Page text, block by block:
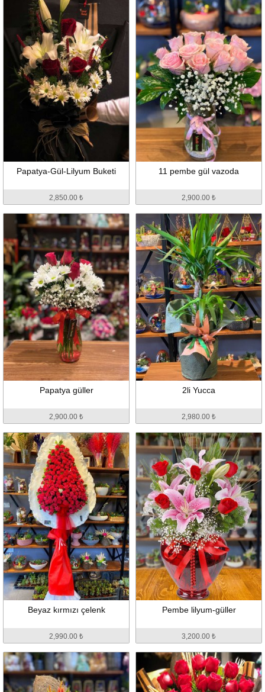
Papatya-Gül-Lilyum Buketi
2,850.00 ₺
11 pembe gül vazoda
2,900.00 ₺
Papatya güller
2,900.00 ₺
2li Yucca
2,980.00 ₺
Beyaz kırmızı çelenk
2,990.00 ₺
Pembe lilyum-güller
3,200.00 ₺